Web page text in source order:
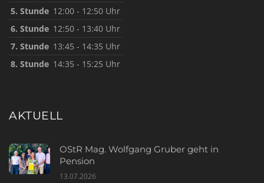
5. Stunde 12:00 - 12:50 Uhr
6. Stunde 12:50 - 13:40 Uhr
7. Stunde 13:45 - 14:35 Uhr
8. Stunde 14:35 - 15:25 Uhr
AKTUELL
OStR Mag. Wolfgang Gruber geht in
Pension
13.07.2026